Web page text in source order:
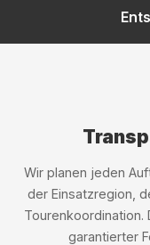
Wir planen jeden
der Einsatzregion,
Tourenkoordination.
garantierter